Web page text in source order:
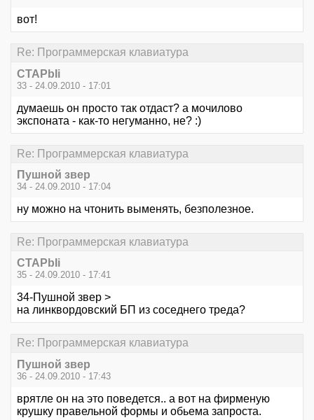
вот!
Re: Программерская клавиатура
CTAPbIi
33 - 24.09.2010 - 17:01
думаешь он просто так отдаст? а мочилово
экспоната - как-то негуманно, не? :)
Re: Программерская клавиатура
Пушной звер
34 - 24.09.2010 - 17:04
ну можно на чтонить выменять, безполезное.
Re: Программерская клавиатура
CTAPbIi
35 - 24.09.2010 - 17:41
34-Пушной звер >
на линквордовский БП из соседнего треда?
Re: Программерская клавиатура
Пушной звер
36 - 24.09.2010 - 17:43
врятле он на это поведется.. а вот на фирменую
крушку правельной формы и обьема запроста.